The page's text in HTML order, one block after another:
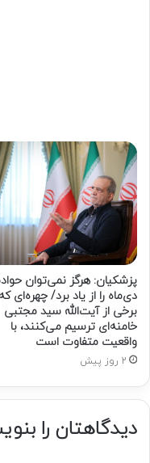
پزشکیان: هرگز نمی‌توان
دی‌ماه را از یاد برد/ چهره‌ای که
برخی از آیت‌الله سید مجتبی
خامنه‌ای ترسیم می‌کنند، با
واقعیت متفاوت است
2 روز پیش
دیدگاهتان را